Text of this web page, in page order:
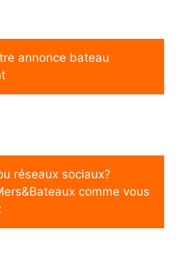
annonce bateau
réseaux sociaux?
comme vous